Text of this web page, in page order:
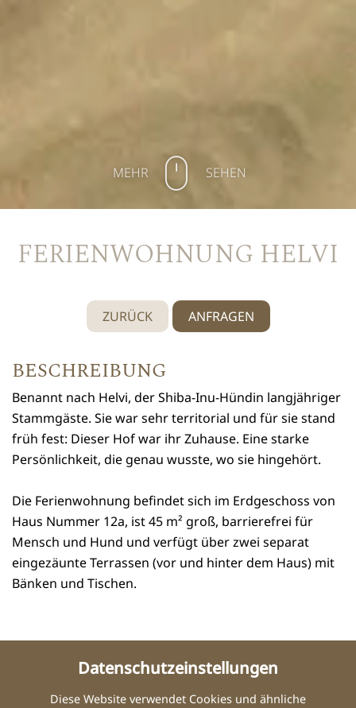
Datenschutzeinstellungen
Diese Website verwendet Cookies und ähnliche
MEHR SEHEN
FERIENWOHNUNG HELVI
ZURÜCK ANFRAGEN
BESCHREIBUNG
Benannt nach Helvi, der Shiba-Inu-Hündin langjähriger
Stammgäste. Sie war sehr territorial und für sie stand
früh fest: Dieser Hof war ihr Zuhause. Eine starke
Persönlichkeit, die genau wusste, wo sie hingehört.
Die Ferienwohnung befindet sich im Erdgeschoss von
Haus Nummer 12a, ist 45 m² groß, barrierefrei für
Mensch und Hund und verfügt über zwei separat
eingezäunte Terrassen (vor und hinter dem Haus) mit
Bänken und Tischen.
Jede Wohnung ist bei der Anreise mit Bettwäsche,
Handtüchern, Wolldecken, Zierkissen, WLAN und